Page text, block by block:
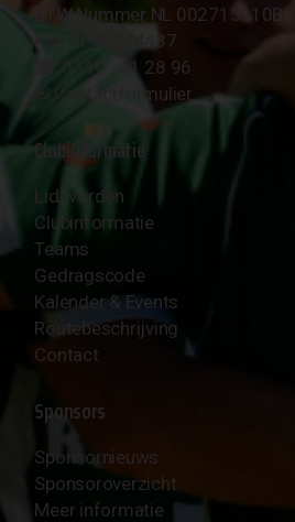
BTW Nummer NL 002715910B01
KvK Nr 40094437
☎︎ 0341 - 41 28 96
✉︎ Contactformulier
Clubinformatie
Lid worden
Clubinformatie
Teams
Gedragscode
Kalender & Events
Routebeschrijving
Contact
Sponsors
Sponsornieuws
Sponsoroverzicht
Meer informatie